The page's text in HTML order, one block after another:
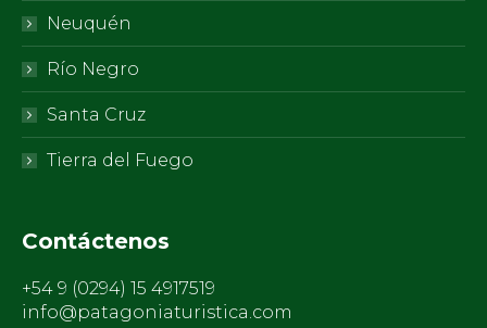
Neuquén
Río Negro
Santa Cruz
Tierra del Fuego
Contáctenos
+54 9 (0294) 15 4917519
info@patagoniaturistica.com